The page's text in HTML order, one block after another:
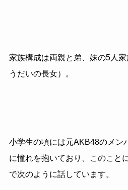
家族構成は両親と弟、妹の5人
うだいの長女）。
小学生の頃には元AKB48のメン
に憧れを抱いており、このこと
で次のように話しています。